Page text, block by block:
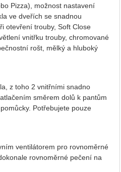
Pizza), možnost nastavení
ve dveřích se snadnou
otevření trouby, Soft Close
vnitřku trouby, chromované
rošt, mělký a hluboký
z toho 2 vnitřními snadno
směrem dolů k pantům
Potřebujete pouze
ventilátorem pro rovnoměrné
rovnoměrné pečení na